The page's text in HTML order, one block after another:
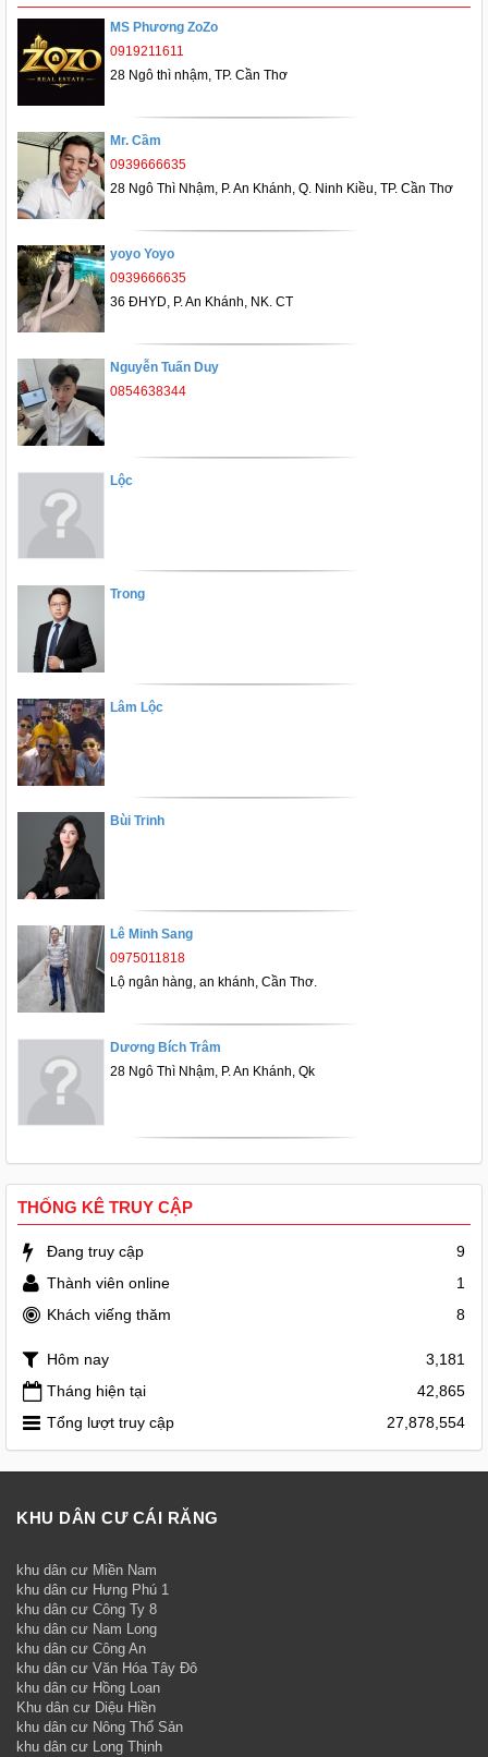
MS Phương ZoZo
0919211611
28 Ngô thì nhậm, TP. Cần Thơ
Mr. Cầm
0939666635
28 Ngô Thì Nhậm, P. An Khánh, Q. Ninh Kiều, TP. Cần Thơ
yoyo Yoyo
0939666635
36 ĐHYD, P. An Khánh, NK. CT
Nguyễn Tuấn Duy
0854638344
Lộc
Trong
Lâm Lộc
Bùi Trinh
Lê Minh Sang
0975011818
Lộ ngân hàng, an khánh, Cần Thơ.
Dương Bích Trâm
28 Ngô Thì Nhậm, P. An Khánh, Qk
THỐNG KÊ TRUY CẬP
Đang truy cập
9
Thành viên online
1
Khách viếng thăm
8
Hôm nay
3,181
Tháng hiện tại
42,865
Tổng lượt truy cập
27,878,554
KHU DÂN CƯ CÁI RĂNG
khu dân cư Miền Nam
khu dân cư Hưng Phú 1
khu dân cư Công Ty 8
khu dân cư Nam Long
khu dân cư Công An
khu dân cư Văn Hóa Tây Đô
khu dân cư Hồng Loan
Khu dân cư Diệu Hiền
khu dân cư Nông Thổ Sản
khu dân cư Long Thịnh